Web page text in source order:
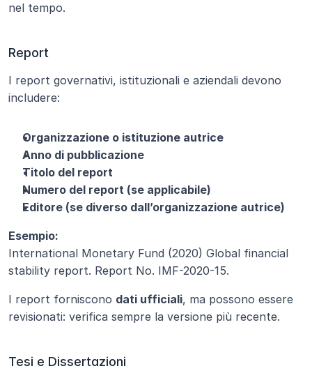
nel tempo.
Report
I report governativi, istituzionali e aziendali devono
includere:
Organizzazione o istituzione autrice
Anno di pubblicazione
Titolo del report
Numero del report (se applicabile)
Editore (se diverso dall’organizzazione autrice)
Esempio:
International Monetary Fund (2020) Global financial
stability report. Report No. IMF-2020-15.
I report forniscono dati ufficiali, ma possono essere
revisionati: verifica sempre la versione più recente.
Tesi e Dissertazioni